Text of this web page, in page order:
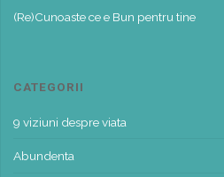
(Re)Cunoaste ce e Bun pentru tine
CATEGORII
9 viziuni despre viata
Abundenta